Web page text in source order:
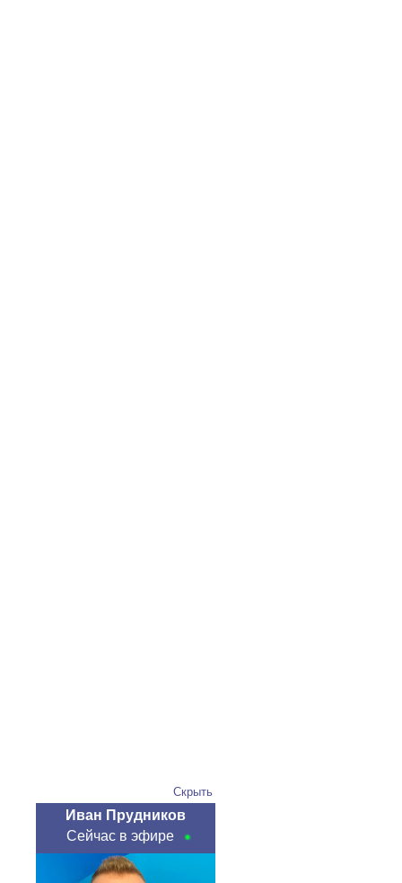
Скрыть
Иван Прудников
Сейчас в эфире